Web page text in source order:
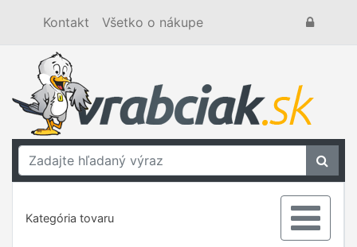
Kontakt Všetko o nákupe
Kategória tovaru